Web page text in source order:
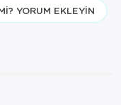
YORUM EKLEYIN